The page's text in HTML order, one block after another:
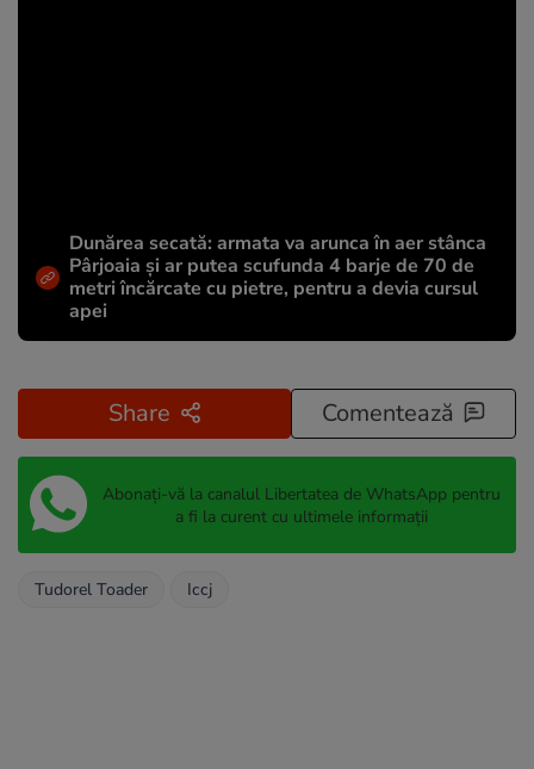
Dunărea secată: armata va arunca în aer stânca
Pârjoaia și ar putea scufunda 4 barje de 70 de
metri încărcate cu pietre, pentru a devia cursul
apei
Share Comentează
Abonați-vă la canalul Libertatea de WhatsApp pentru
a fi la curent cu ultimele informații
Tudorel Toader Iccj